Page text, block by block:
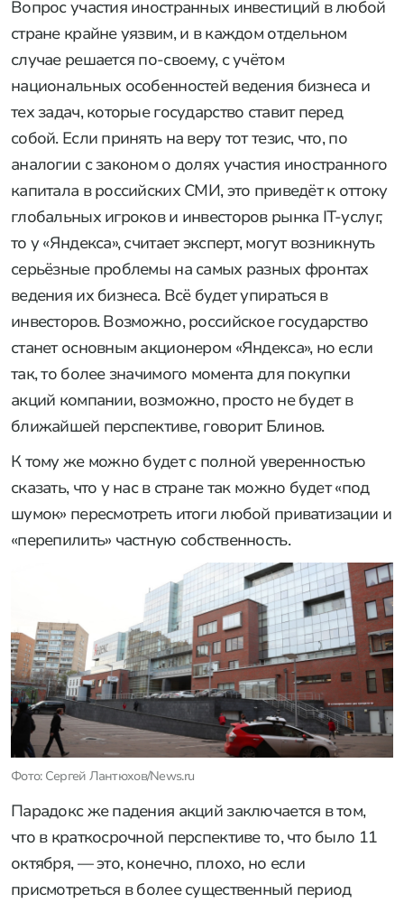
Вопрос участия иностранных инвестиций в любой
стране крайне уязвим, и в каждом отдельном
случае решается по-своему, с учётом
национальных особенностей ведения бизнеса и
тех задач, которые государство ставит перед
собой. Если принять на веру тот тезис, что, по
аналогии с законом о долях участия иностранного
капитала в российских СМИ, это приведёт к оттоку
глобальных игроков и инвесторов рынка IT-услуг,
то у «Яндекса», считает эксперт, могут возникнуть
серьёзные проблемы на самых разных фронтах
ведения их бизнеса. Всё будет упираться в
инвесторов. Возможно, российское государство
станет основным акционером «Яндекса», но если
так, то более значимого момента для покупки
акций компании, возможно, просто не будет в
ближайшей перспективе, говорит Блинов.
К тому же можно будет с полной уверенностью
сказать, что у нас в стране так можно будет «под
шумок» пересмотреть итоги любой приватизации и
«перепилить» частную собственность.
Фото: Сергей Лантюхов/News.ru
Парадокс же падения акций заключается в том,
что в краткосрочной перспективе то, что было 11
октября, — это, конечно, плохо, но если
присмотреться в более существенный период